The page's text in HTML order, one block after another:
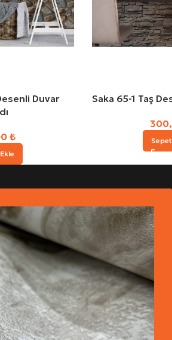
Duvar
₺
Saka 65-1 Taş